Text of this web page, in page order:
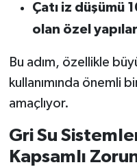
Çatı iz düşümü
olan özel
Bu adım, özellikle
kullanımında önemli
amaçlıyor.
Gri Su
Kapsamlı